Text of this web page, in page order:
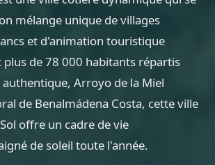
mélange unique de villages
et d'animation touristique
plus de 78 000 habitants répartis
Arroyo de la Miel
de Benalmádena Costa, cette ville
offre un cadre de vie
de soleil toute l'année.